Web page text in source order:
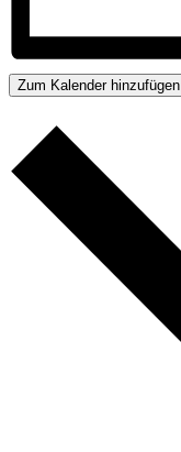
Zum Kalender hinzufügen